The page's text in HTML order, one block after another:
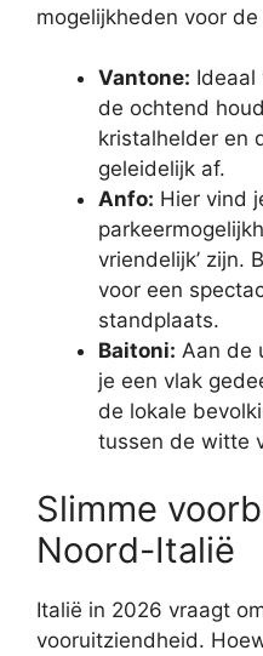
mogelijkheden voor
Vantone: Ideaal
de ochtend
kristalhelder en
geleidelijk af.
Anfo: Hier vind
vriendelijk’ zijn.
voor een
standplaats.
Baitoni: Aan de
je een vlak
de lokale
tussen de witte
Slimme
Noord-Italië
Italië in 2026 vraagt
vooruitziendheid.